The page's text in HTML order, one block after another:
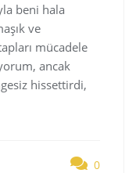
beni hala
ve
mücadele
ancak
hissettirdi,
0